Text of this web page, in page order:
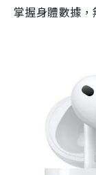
掌握身體數據，